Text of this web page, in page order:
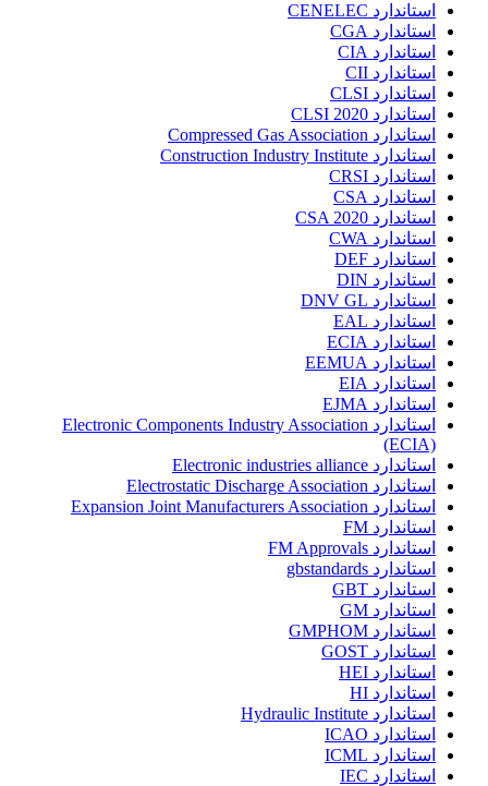
استاندارد CENELEC
استاندارد CGA
استاندارد CIA
استاندارد CII
استاندارد CLSI
استاندارد CLSI 2020
استاندارد Compressed Gas Association
استاندارد Construction Industry Institute
استاندارد CRSI
استاندارد CSA
استاندارد CSA 2020
استاندارد CWA
استاندارد DEF
استاندارد DIN
استاندارد DNV GL
استاندارد EAL
استاندارد ECIA
استاندارد EEMUA
استاندارد EIA
استاندارد EJMA
استاندارد Electronic Components Industry Association
(ECIA)
استاندارد Electronic industries alliance
استاندارد Electrostatic Discharge Association
استاندارد Expansion Joint Manufacturers Association
استاندارد FM
استاندارد FM Approvals
استاندارد gbstandards
استاندارد GBT
استاندارد GM
استاندارد GMPHOM
استاندارد GOST
استاندارد HEI
استاندارد HI
استاندارد Hydraulic Institute
استاندارد ICAO
استاندارد ICML
استاندارد IEC